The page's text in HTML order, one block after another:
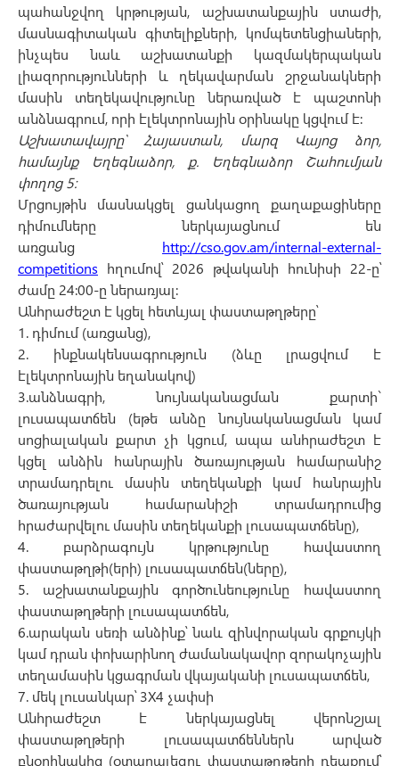
պահանջվող կրթության, աշխատանքային ստաժի,
մասնագիտական գիտելիքների, կոմպետենցիաների,
ինչպես նաև աշխատանքի կազմակերպական
լիազորությունների և ղեկավարման շրջանակների
մասին տեղեկավությունը ներառված է պաշտոնի
անձնագրում, որի էլեկտրոնային օրինակը կցվում է:
Աշխատավայրը՝ Հայաստան, մարզ Վայոց ձոր,
համայնք Եղեգնաձոր, ք. Եղեգնաձոր Շահումյան
փողոց 5:
Մրցույթին մասնակցել ցանկացող քաղաքացիները
դիմումները ներկայացնում են
առցանց http://cso.gov.am/internal-external-
competitions հղումով՝ 2026 թվականի հունիսի 22-ը՝
ժամը 24:00-ը ներառյալ:
Անհրաժեշտ է կցել հետևյալ փաստաթղթերը՝
1. դիմում (առցանց),
2. ինքնակենսագրություն (ձևը լրացվում է
էլեկտրոնային եղանակով)
3.անձնագրի, նույնականացման քարտի`
լուսապատճեն (եթե անձը նույնականացման կամ
սոցիալական քարտ չի կցում, ապա անհրաժեշտ է
կցել անձին հանրային ծառայության համարանիշ
տրամադրելու մասին տեղեկանքի կամ հանրային
ծառայության համարանիշի տրամադրումից
հրաժարվելու մասին տեղեկանքի լուսապատճենը),
4. բարձրագույն կրթությունը հավաստող
փաստաթղթի(երի) լուսապատճեն(ները),
5. աշխատանքային գործունեությունը հավաստող
փաստաթղթերի լուսապատճեն,
6.արական սեռի անձինք՝ նաև զինվորական գրքույկի
կամ դրան փոխարինող ժամանակավոր զորակոչային
տեղամասին կցագրման վկայականի լուսապատճեն,
7. մեկ լուսանկար՝ 3X4 չափսի
Անհրաժեշտ է ներկայացնել վերոնշյալ
փաստաթղթերի լուսապատճեններն արված
բնօրինակից (օտարալեզու փաստաթղթերի դեպքում՝